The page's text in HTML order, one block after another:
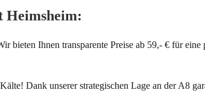
Heimsheim:
bieten Ihnen transparente Preise ab 59,- € für
Dank unserer strategischen Lage an der A8